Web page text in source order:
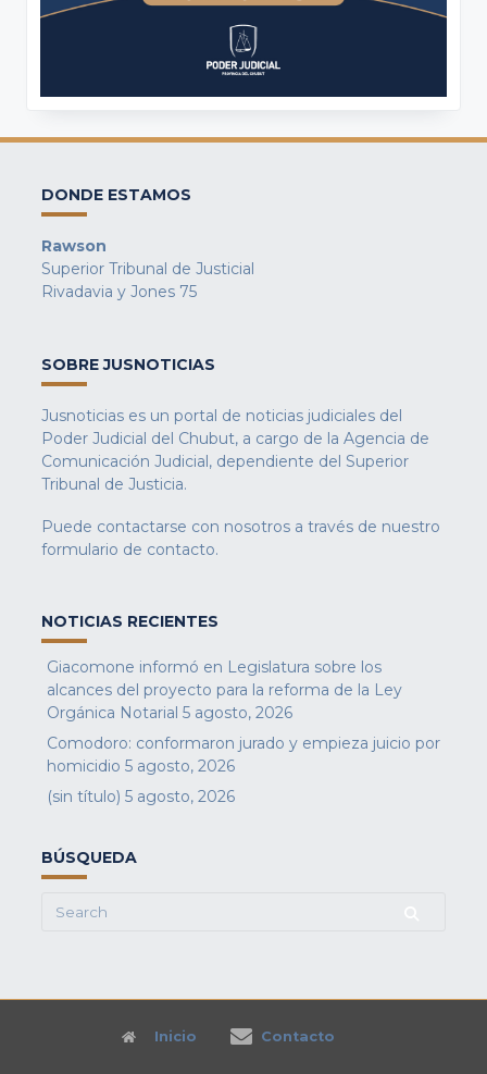
DONDE ESTAMOS
Rawson
Superior Tribunal de Justicial
Rivadavia y Jones 75
SOBRE JUSNOTICIAS
Jusnoticias es un portal de noticias judiciales del
Poder Judicial del Chubut, a cargo de la Agencia de
Comunicación Judicial, dependiente del Superior
Tribunal de Justicia.
Puede contactarse con nosotros a través de nuestro
formulario de contacto.
NOTICIAS RECIENTES
Giacomone informó en Legislatura sobre los
alcances del proyecto para la reforma de la Ley
Orgánica Notarial 5 agosto, 2026
Comodoro: conformaron jurado y empieza juicio por
homicidio 5 agosto, 2026
(sin título) 5 agosto, 2026
BÚSQUEDA
Search
Inicio Contacto